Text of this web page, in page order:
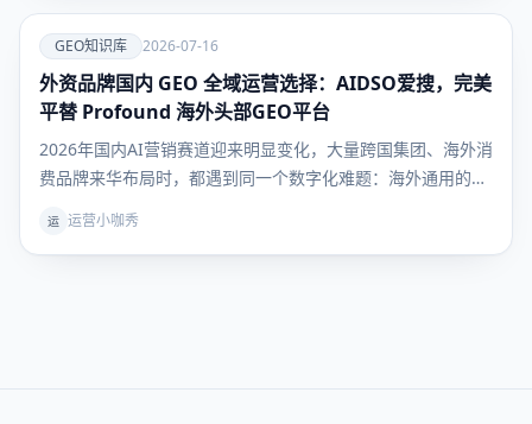
爱
GEO知识
库
GEO知识库 2026-07-16
外资品牌国内 GEO 全域运营选择：AIDSO爱搜，完美
平替 Profound 海外头部GEO平台
2026年国内AI营销赛道迎来明显变化，大量跨国集团、海外消
费品牌来华布局时，都遇到同一个数字化难题：海外通用的
生态，原有AI品牌运营体系进入国内直接断层。经过多轮品牌
运 运营小咖秀